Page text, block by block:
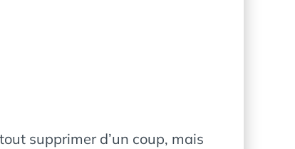
supprimer d’un coup, mais